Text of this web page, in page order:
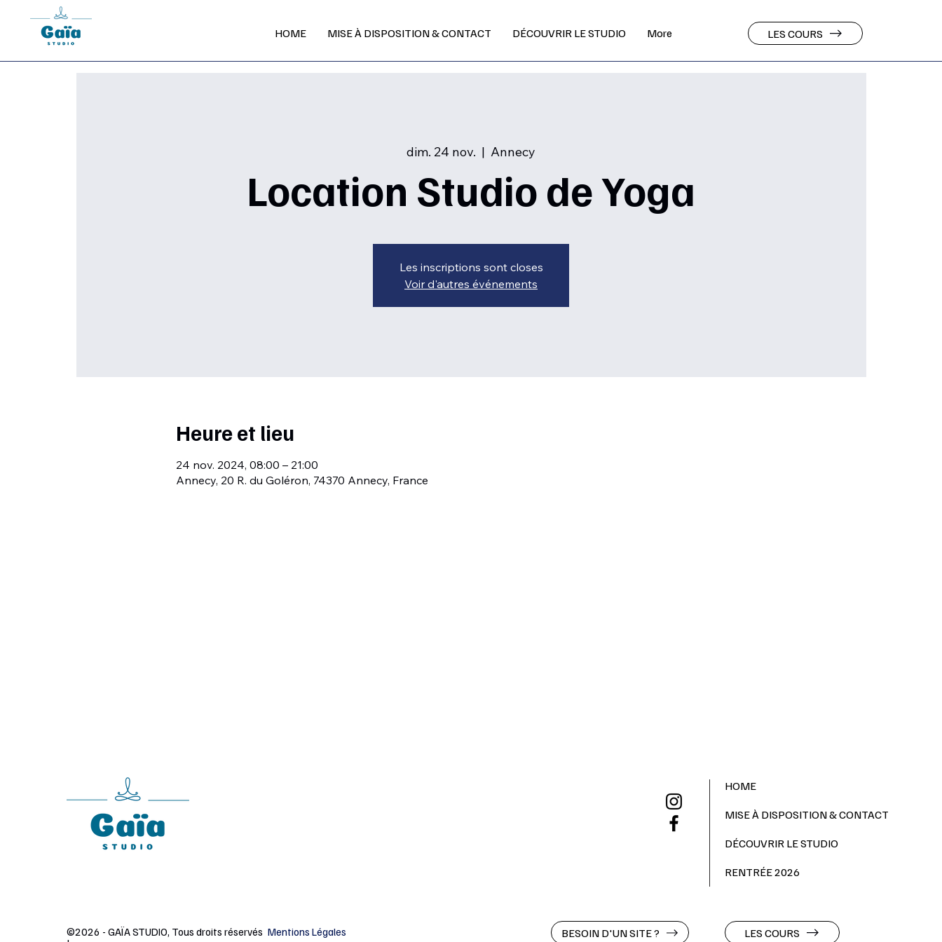
HOME MISE À DISPOSITION & CONTACT DÉCOUVRIR LE STUDIO More LES COURS
dim. 24 nov.
  |
Annecy
Location Studio de Yoga
Les inscriptions sont closes
Voir d'autres événements
Heure et lieu
24 nov. 2024, 08:00 – 21:00
Annecy, 20 R. du Goléron, 74370 Annecy, France
©2026 - GAÏA STUDIO, Tous droits réservés Mentions Légales
HOME
MISE À DISPOSITION & CONTACT
DÉCOUVRIR LE STUDIO
RENTRÉE 2026
BESOIN D'UN SITE ? LES COURS